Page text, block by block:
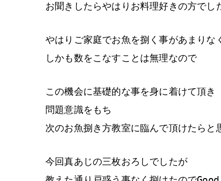
お聞きしたらやはりお料理好きの方でし
やはりご家庭でお魚を捌く事があまりな
しかも数をこなすことは無理なので
この機会に基礎的な事を身に着けて頂き
問題意識をもち
次のお魚捌き方教室に臨んで頂けたらと
今回真あじの三枚おろしでしたが